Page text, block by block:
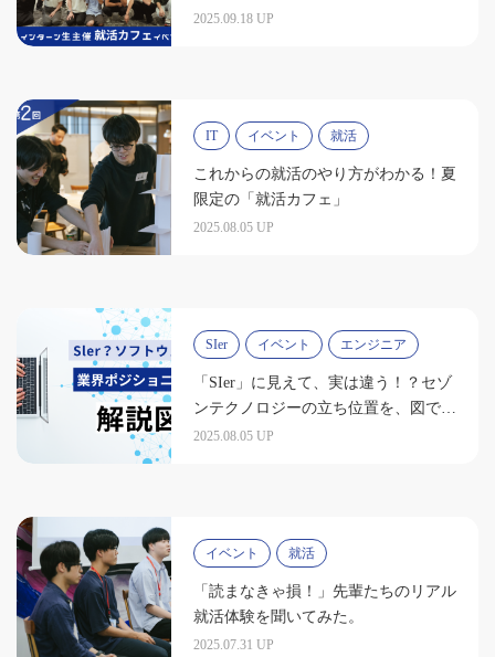
2025.09.18 UP
IT イベント 就活
これからの就活のやり方がわかる！夏
限定の「就活カフェ」
2025.08.05 UP
SIer イベント エンジニア
「SIer」に見えて、実は違う！？セゾ
ンテクノロジーの立ち位置を、図で解
説します
2025.08.05 UP
イベント 就活
「読まなきゃ損！」先輩たちのリアル
就活体験を聞いてみた。
2025.07.31 UP